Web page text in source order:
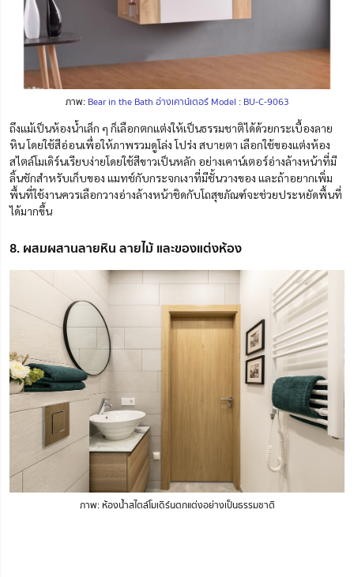
ภาพ: Bear in the Bath อ่างเคาน์เตอร์ Model : BU-C-9063
ถึงแม้เป็นห้องน้ำเล็ก ๆ ก็เลือกตกแต่งให้เป็นธรรมชาติได้ด้วยกระเบื้องลาย
หิน โดยใช้สีอ่อนเพื่อให้ภาพรวมดูโล่ง โปร่ง สบายตา เลือกใช้ของแต่งห้อง
สไตล์โมเดิร์นเรียบง่ายโดยใช้สีขาวเป็นหลัก อย่างเคาน์เตอร์อ่างล้างหน้าที่มี
ลิ้นชักสำหรับเก็บของ แมทช์กับกระจกเงาที่มีชั้นวางของ และถ้าอยากเพิ่ม
พื้นที่ใช้งานควรเลือกวางอ่างล้างหน้าชิดกับโถสุขภัณฑ์จะช่วยประหยัดพื้นที่
ได้มากขึ้น
8. ผสมผสานลายหิน ลายไม้ และของแต่งห้อง
ภาพ: ห้องน้ำสไตล์โมเดิร์นตกแต่งอย่างเป็นธรรมชาติ